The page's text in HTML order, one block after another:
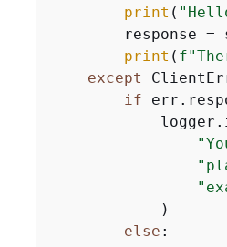
print (
response =
print (
except
if
            )
else :